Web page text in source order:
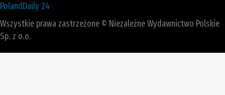
PolandDaily 24
Wszystkie prawa zastrzeżone © Niezależne Wydawnictwo Polskie
Sp. z o.o.